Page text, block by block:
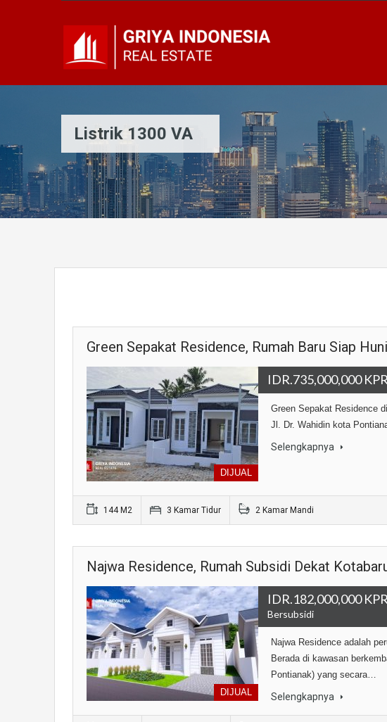
Listrik 1300 VA
Green Sepakat Residence, Rumah Baru Siap
DIJUAL
IDR.735,000,000 KPR
Green Sepakat Residence
Jl. Dr. Wahidin kota
Selengkapnya
144 M2 3 Kamar Tidur 2 Kamar Mandi
Najwa Residence, Rumah Subsidi Dekat
DIJUAL
IDR.182,000,000 KPR
Bersubsidi
Najwa Residence adalah
Berada di kawasan
Pontianak) yang secara…
Selengkapnya